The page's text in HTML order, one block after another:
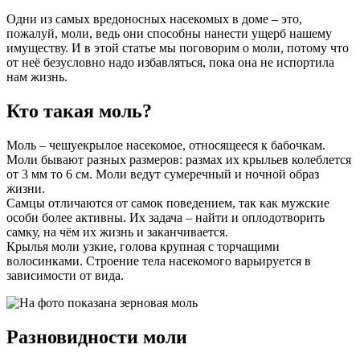
Одни из самых вредоносных насекомых в доме – это,
пожалуй, моли, ведь они способны нанести ущерб нашему
имуществу. И в этой статье мы поговорим о моли, потому что
от неё безусловно надо избавляться, пока она не испортила
нам жизнь.
Кто такая моль?
Моль – чешуекрылое насекомое, относящееся к бабочкам.
Моли бывают разных размеров: размах их крыльев колеблется
от 3 мм то 6 см. Моли ведут сумеречный и ночной образ
жизни.
Самцы отличаются от самок поведением, так как мужские
особи более активны. Их задача – найти и оплодотворить
самку, на чём их жизнь и заканчивается.
Крылья моли узкие, голова крупная с торчащими
волосинками. Строение тела насекомого варьируется в
зависимости от вида.
Разновидности моли